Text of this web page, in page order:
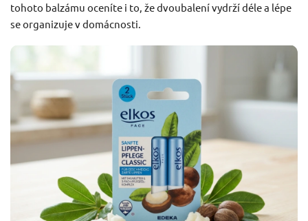
tohoto balzámu oceníte i to, že dvoubalení vydrží déle a lépe
se organizuje v domácnosti.